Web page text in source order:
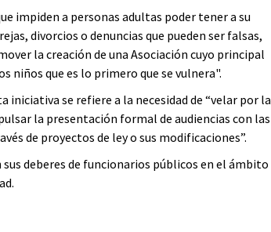
impiden a personas adultas poder tener a su
divorcios o denuncias que pueden ser falsas,
la creación de una Asociación cuyo principal
que es lo primero que se vulnera".
se refiere a la necesidad de “velar por la
la presentación formal de audiencias con las
de proyectos de ley o sus modificaciones”.
deberes de funcionarios públicos en el ámbito